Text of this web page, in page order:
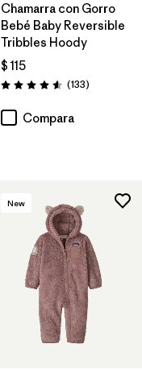
Chamarra con Gorro
Bebé Baby Reversible
Tribbles Hoody
$ 115
Valoración: 4.6 / 5
(133Comentarios
)
Compara
New